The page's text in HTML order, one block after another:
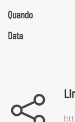
Quando
Data